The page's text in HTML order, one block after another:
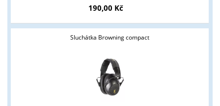
190,00 Kč
Sluchátka Browning compact
Tyto stránky jsou určeny pouze odborné veřejnosti od 18 let a
podnikatelům v oblasti zbraně a střelivo. Splňujete tyto
podmínky?